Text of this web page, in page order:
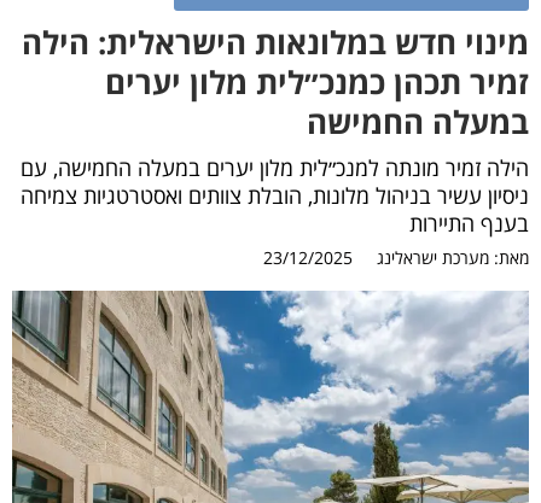
מינוי חדש במלונאות הישראלית: הילה
זמיר תכהן כמנכ״לית מלון יערים
במעלה החמישה
הילה זמיר מונתה למנכ״לית מלון יערים במעלה החמישה, עם
ניסיון עשיר בניהול מלונות, הובלת צוותים ואסטרטגיות צמיחה
בענף התיירות
מאת: מערכת ישראלינג 23/12/2025